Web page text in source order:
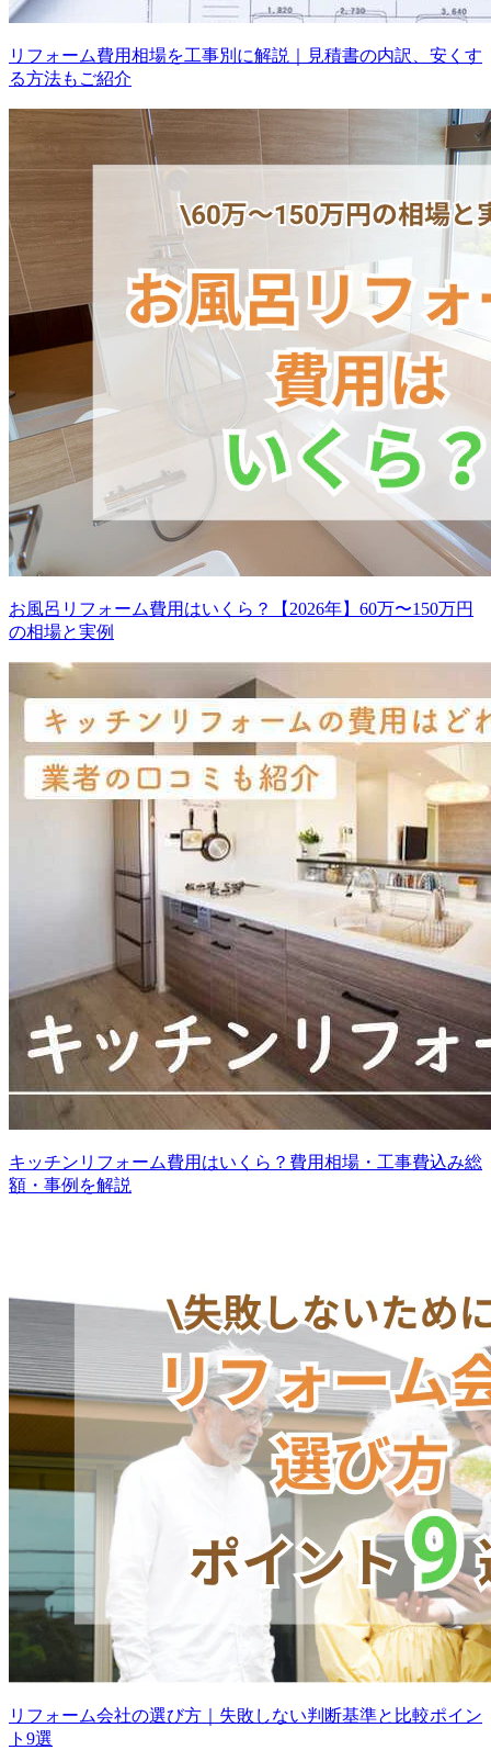
リフォーム費用相場を工事別に解説｜見積書の内訳、安くす
る方法もご紹介
お風呂リフォーム費用はいくら？【2026年】60万〜150万円
の相場と実例
キッチンリフォーム費用はいくら？費用相場・工事費込み総
額・事例を解説
リフォーム会社の選び方｜失敗しない判断基準と比較ポイン
ト9選